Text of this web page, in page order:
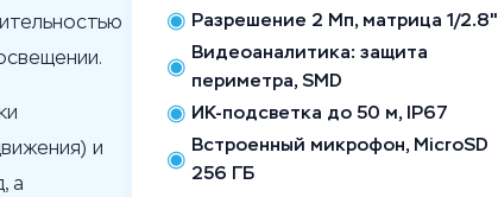
и
а
◉ Разрешение 2 Мп, матрица 1/2.8"
◉
Видеоаналитика: защита
периметра, SMD
◉ ИК-подсветка до 50 м, IP67
◉
Встроенный микрофон, MicroSD
256 ГБ